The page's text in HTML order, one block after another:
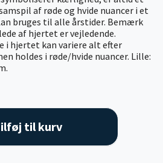
af røde og hvide nuancer i et
bruges til alle årstider. Bemærk
af hjertet er vejledende.
i hjertet kan variere alt efter
holdes i røde/hvide nuancer. Lille:
til kurv